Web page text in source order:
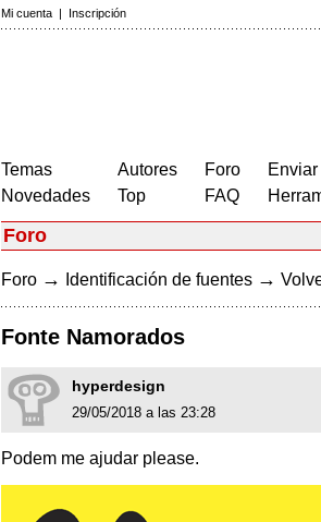
Mi cuenta | Inscripción
Temas
Novedades
Autores
Top
Foro
FAQ
Foro
Foro → Identificación de fuentes →
Fonte Namorados
hyperdesign
29/05/2018 a las 23:28
Podem me ajudar please.